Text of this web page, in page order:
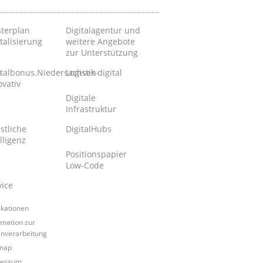
Digitalagentur und
weitere Angebote
zur Unterstützung
Logistik digital
Digitale
Infrastruktur
DigitalHubs
Positionspapier
Low-Code
zur